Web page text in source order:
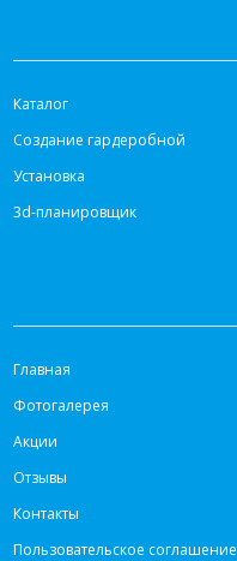
Каталог
Создание гардеробной
Установка
3d-планировщик
Главная
Фотогалерея
Акции
Отзывы
Контакты
Пользовательское соглашение